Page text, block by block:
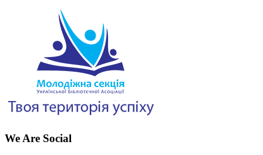
We Are Social